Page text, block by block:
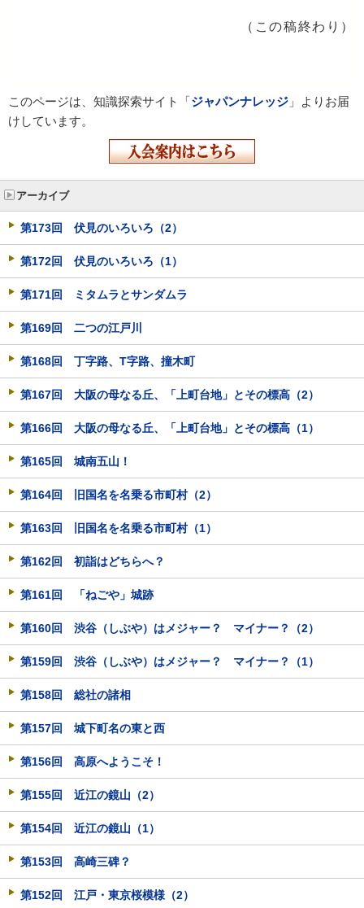
（この稿終わり）
このページは、知識探索サイト「ジャパンナレッジ 」よりお届
けしています。
アーカイブ
第173回 伏見のいろいろ（2）
第172回 伏見のいろいろ（1）
第171回 ミタムラとサンダムラ
第169回 二つの江戸川
第168回 丁字路、T字路、撞木町
第167回 大阪の母なる丘、「上町台地」とその標高（2）
第166回 大阪の母なる丘、「上町台地」とその標高（1）
第165回 城南五山！
第164回 旧国名を名乗る市町村（2）
第163回 旧国名を名乗る市町村（1）
第162回 初詣はどちらへ？
第161回 「ねごや」城跡
第160回 渋谷（しぶや）はメジャー？ マイナー？（2）
第159回 渋谷（しぶや）はメジャー？ マイナー？（1）
第158回 総社の諸相
第157回 城下町名の東と西
第156回 高原へようこそ！
第155回 近江の鏡山（2）
第154回 近江の鏡山（1）
第153回 高崎三碑？
第152回 江戸・東京桜模様（2）